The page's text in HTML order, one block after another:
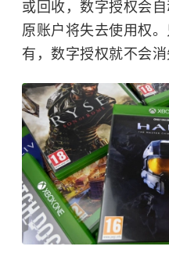
或回收，数字授权会
原账户将失去使用权
有，数字授权就不会消